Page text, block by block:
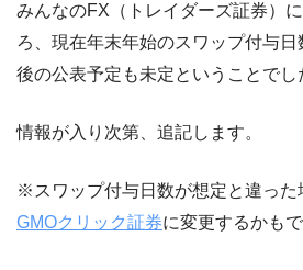
みんなのFX（トレイダーズ証券）
ろ、現在年末年始のスワップ付与
後の公表予定も未定ということでし
情報が入り次第、追記します。
※スワップ付与日数が想定と違った
GMOクリック証券に変更するかも